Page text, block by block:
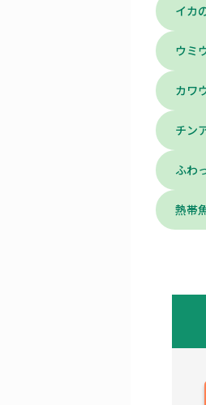
イカ
ウミ
カワ
チン
ふわ
熱帯